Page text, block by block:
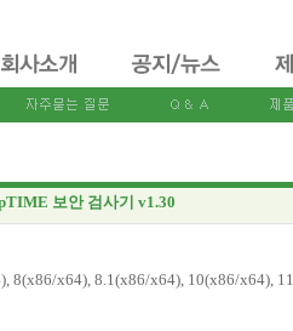
보안 검사기 v1.30
8(x86/x64), 8.1(x86/x64), 10(x86/x64), 11